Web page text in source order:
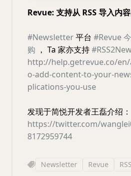
Revue: 支持从 RSS 导入内
#Newsletter平台 #Revue
购 ， Ta 家亦支持
http://help.getrevue.co/
o-add-content-to-your-
plications-you-use
发现于简悦开发者王磊介绍：
https://twitter.com/
8172959744
Newsletter Revue